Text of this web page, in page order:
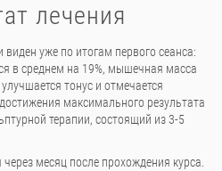
лечения
уже по итогам первого сеанса:
в среднем на 19%, мышечная масса
тонус и отмечается
максимального результата
терапии, состоящий из 3-5
месяц после прохождения курса.